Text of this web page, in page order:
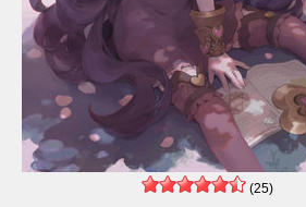
(25)